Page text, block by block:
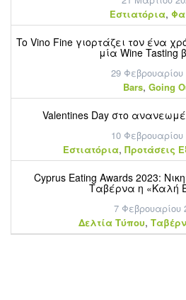
Εστιατόρια,
To Vino Fine γιορτάζει τον ένα
μία Wine Tasting
29 Φεβρουαρίου
Bars, Going
Valentines Day στο
10 Φεβρουαρίου
Εστιατόρια, Προτάσεις
Cyprus Eating Awards 2023:
Ταβέρνα η «Καλή
7 Φεβρουαρίου
Δελτία Τύπου,